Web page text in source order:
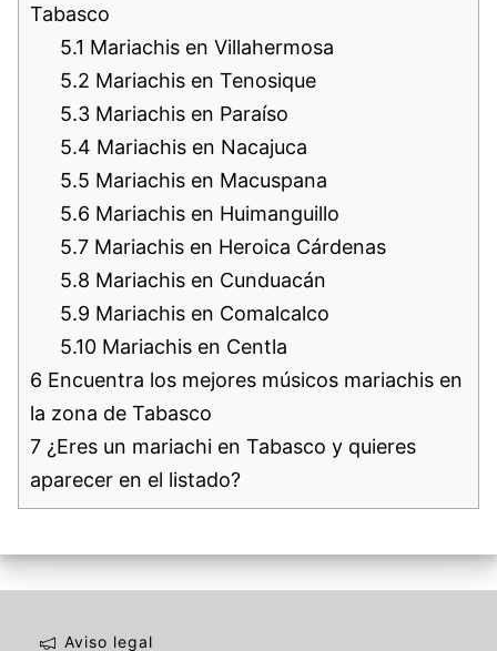
Tabasco
5.1 Mariachis en Villahermosa
5.2 Mariachis en Tenosique
5.3 Mariachis en Paraíso
5.4 Mariachis en Nacajuca
5.5 Mariachis en Macuspana
5.6 Mariachis en Huimanguillo
5.7 Mariachis en Heroica Cárdenas
5.8 Mariachis en Cunduacán
5.9 Mariachis en Comalcalco
5.10 Mariachis en Centla
6 Encuentra los mejores músicos mariachis en
la zona de Tabasco
7 ¿Eres un mariachi en Tabasco y quieres
aparecer en el listado?
Aviso legal